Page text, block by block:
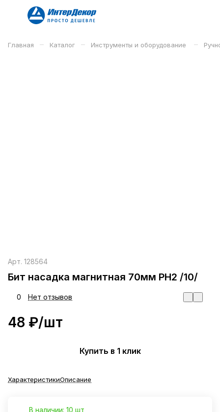
Главная – Каталог – Инструменты и оборудование –
Арт. 128564
Бит насадка магнитная 70мм PH2 /10/
0 Нет отзывов
48 ₽/шт
Купить в 1 клик
ХарактеристикиОписание
В наличии: 10 шт